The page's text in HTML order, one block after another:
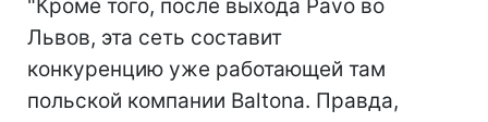
"Кроме того, после выхода Pavo во
Львов, эта сеть составит
конкуренцию уже работающей там
польской компании Baltona. Правда,